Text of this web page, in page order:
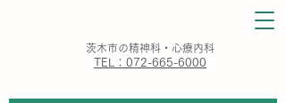
​茨木市の精神科・心療内科
TEL：072-665-6000